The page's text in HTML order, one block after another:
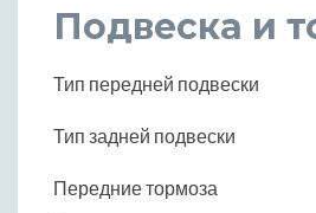
Подвеска и
Тип передней подвески
Тип задней подвески
Передние тормоза